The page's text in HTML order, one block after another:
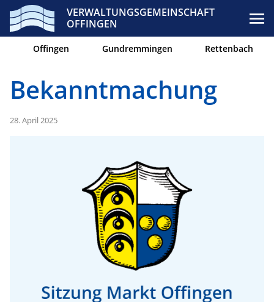
VERWALTUNGSGEMEINSCHAFT
OFFINGEN
Offingen Gundremmingen Rettenbach
Bekanntmachung
28. April 2025